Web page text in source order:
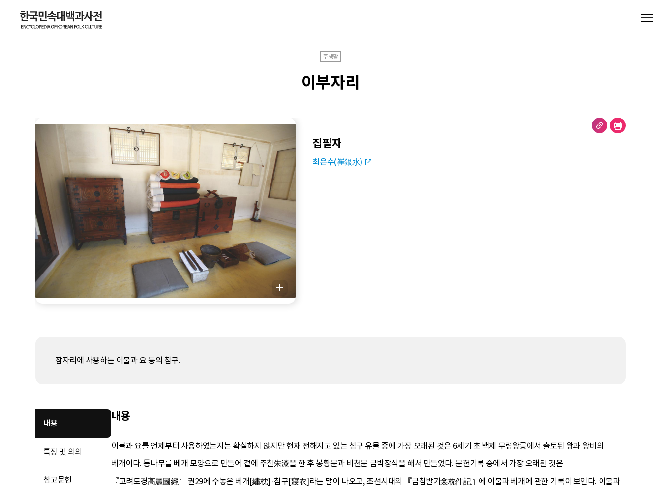
주생활
이부자리
집필자
최은수(崔銀水)
잠자리에 사용하는 이불과 요 등의 침구.
내용
특징 및 의의
참고문헌
내용
이불과 요를 언제부터 사용하였는지는 확실하지 않지만 현재 전해지고 있는 침구 유물 중에 가장 오래된 것은 6세기 초 백제 무령왕릉에서 출토된 왕과 왕비의
베개이다. 통나무를 베개 모양으로 만들어 겉에 주칠朱漆을 한 후 봉황문과 비천문 금박장식을 해서 만들었다. 문헌기록 중에서 가장 오래된 것은
『고려도경高麗圖經』 권29에 수놓은 베개[繡枕]·침구[寢衣]라는 말이 나오고, 조선시대의 『금침발기衾枕件記』에 이불과 베개에 관한 기록이 보인다. 이불과